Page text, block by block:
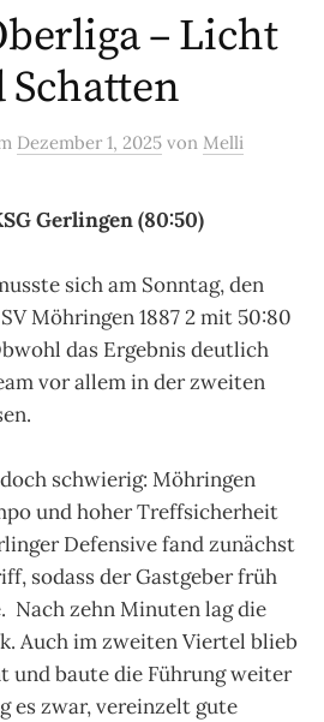
– Licht
Schatten
Dezember 1, 2025 von Melli
Gerlingen (80:50)
sich am Sonntag, den
Möhringen 1887 2 mit 50:80
das Ergebnis deutlich
vor allem in der zweiten
schwierig: Möhringen
und hoher Treffsicherheit
Defensive fand zunächst
sodass der Gastgeber früh
Nach zehn Minuten lag die
Auch im zweiten Viertel blieb
und baute die Führung weiter
es zwar, vereinzelt gute